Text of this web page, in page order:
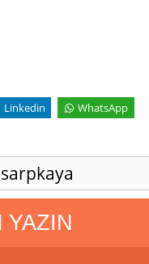
Linkedin WhatsApp